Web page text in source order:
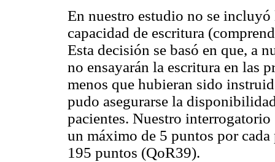
En nuestro estudio no se
capacidad de escritura
Esta decisión se basó en que, a
no ensayarán la escritura en las
menos que hubieran sido
pudo asegurarse la
pacientes. Nuestro
un máximo de 5 puntos por
195 puntos (QoR39).